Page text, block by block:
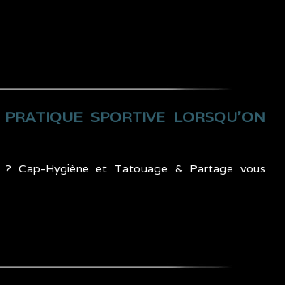
SPORTIVE LORSQU’ON
Cap-Hygiène et Tatouage & Partage vous